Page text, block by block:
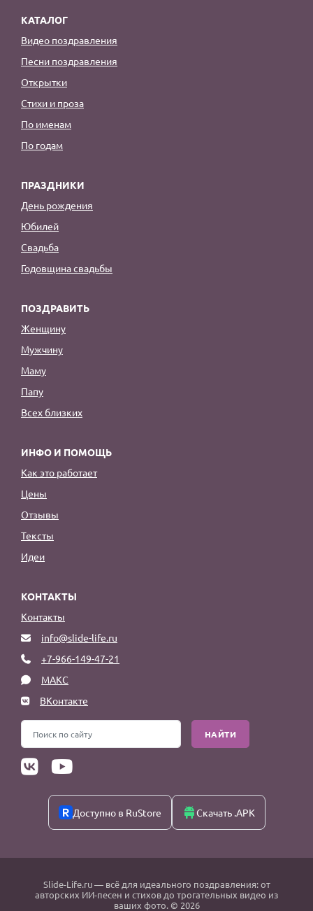
КАТАЛОГ
Видео поздравления
Песни поздравления
Открытки
Стихи и проза
По именам
По годам
ПРАЗДНИКИ
День рождения
Юбилей
Свадьба
Годовщина свадьбы
ПОЗДРАВИТЬ
Женщину
Мужчину
Маму
Папу
Всех близких
ИНФО И ПОМОЩЬ
Как это работает
Цены
Отзывы
Тексты
Идеи
КОНТАКТЫ
Контакты
info@slide-life.ru
+7-966-149-47-21
МАКС
ВКонтакте
НАЙТИ
Доступно в RuStore Скачать .APK
Slide-Life.ru— всё для идеального поздравления: от
авторских ИИ-песен и стихов до трогательных видео из
ваших фото. © 2026